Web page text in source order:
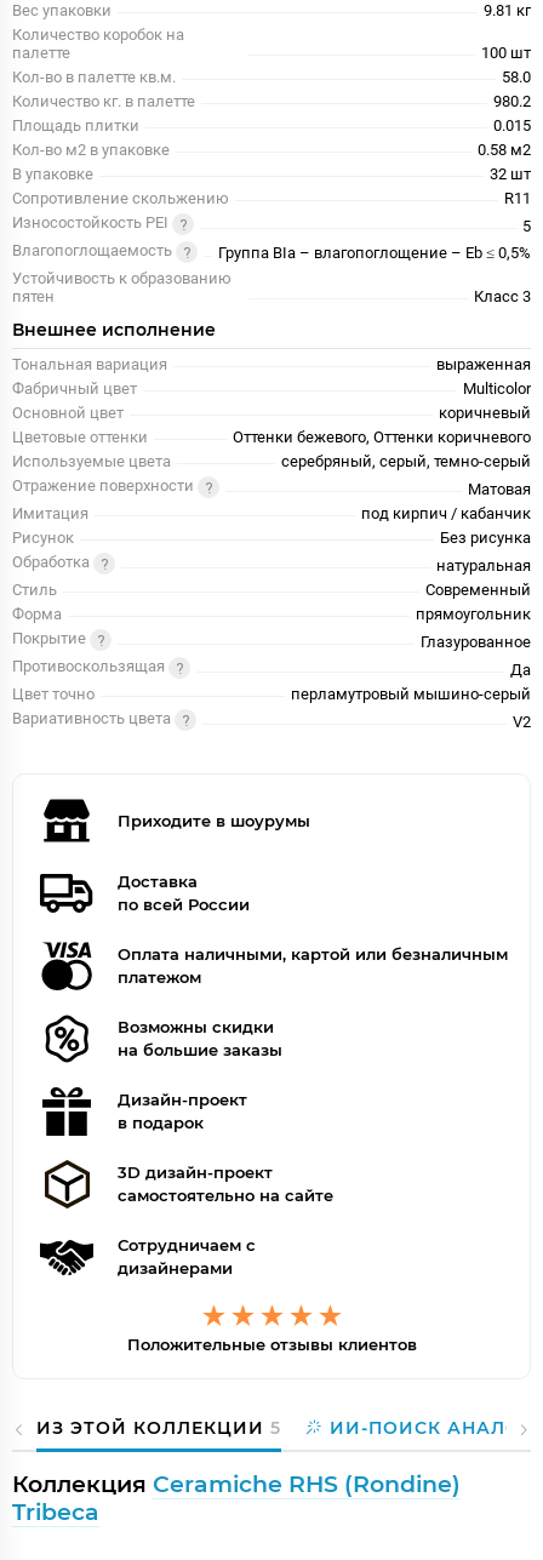
Вес упаковки
9.81 кг
Количество коробок на
палетте
100 шт
Кол-во в палетте кв.м.
58.0
Количество кг. в палетте
980.2
Площадь плитки
0.015
Кол-во м2 в упаковке
0.58 м2
В упаковке
32 шт
Сопротивление скольжению
R11
Износостойкость PEI
5
Влагопоглощаемость
Группа BIa – влагопоглощение – Eb ≤ 0,5%
Устойчивость к образованию
пятен
Класс 3
Внешнее исполнение
Тональная вариация
выраженная
Фабричный цвет
Multicolor
Основной цвет
коричневый
Цветовые оттенки
Оттенки бежевого, Оттенки коричневого
Используемые цвета
серебряный, серый, темно-серый
Отражение поверхности
Матовая
Имитация
под кирпич / кабанчик
Рисунок
Без рисунка
Обработка
натуральная
Стиль
Современный
Форма
прямоугольник
Покрытие
Глазурованное
Противоскользящая
Да
Цвет точно
перламутровый мышино-серый
Вариативность цвета
V2
Приходите в шоурумы
Доставка
по всей России
Оплата наличными, картой или безналичным
платежом
Возможны скидки
на большие заказы
Дизайн-проект
в подарок
3D дизайн-проект
самостоятельно на сайте
Сотрудничаем с
дизайнерами
Положительные отзывы клиентов
ИЗ ЭТОЙ КОЛЛЕКЦИИ 5 ИИ-ПОИСК
Коллекция Ceramiche RHS (Rondine)
Tribeca